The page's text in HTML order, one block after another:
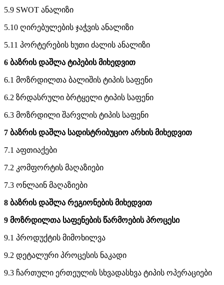
5.9 SWOT ანალიზი
5.10 ღირებულების ჯაჭვის ანალიზი
5.11 პორტერების ხუთი ძალის ანალიზი
6 ბაზრის დაშლა ტიპების მიხედვით
6.1 მოზრდილთა ბალიშის ტიპის საფენი
6.2 ზრდასრული ბრტყელი ტიპის საფენი
6.3 მოზრდილი შარვლის ტიპის საფენი
7 ბაზრის დაშლა სადისტრიბუციო არხის მიხედვით
7.1 აფთიაქები
7.2 კომფორტის მაღაზიები
7.3 ონლაინ მაღაზიები
8 ბაზრის დაშლა რეგიონების მიხედვით
9 მოზრდილთა საფენების წარმოების პროცესი
9.1 პროდუქტის მიმოხილვა
9.2 დეტალური პროცესის ნაკადი
9.3 ჩართული ერთეულის სხვადასხვა ტიპის ოპერაციები